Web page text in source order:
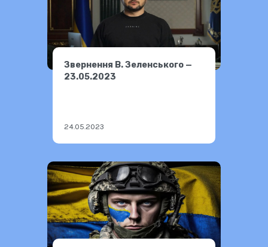
Звернення В. Зеленського —
23.05.2023
24.05.2023